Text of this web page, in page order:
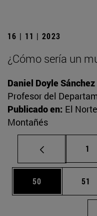
16 | 11 | 2023
¿Cómo sería un
Daniel Doyle Sánchez
Profesor del
Publicado en: El
Montañés
1
Página
50 51